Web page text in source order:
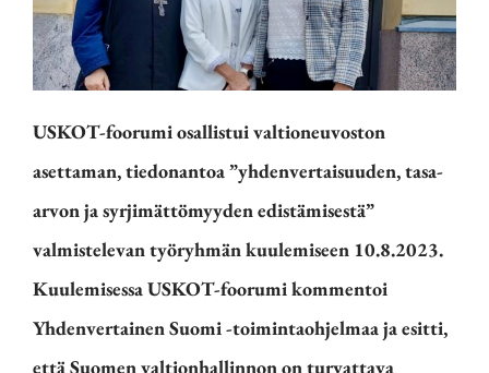
USKOT-foorumi osallistui valtioneuvoston
asettaman, tiedonantoa ”yhdenvertaisuuden, tasa-
arvon ja syrjimättömyyden edistämisestä”
valmistelevan työryhmän kuulemiseen 10.8.2023.
Kuulemisessa USKOT-foorumi kommentoi
Yhdenvertainen Suomi -toimintaohjelmaa ja esitti,
että Suomen valtionhallinnon on turvattava